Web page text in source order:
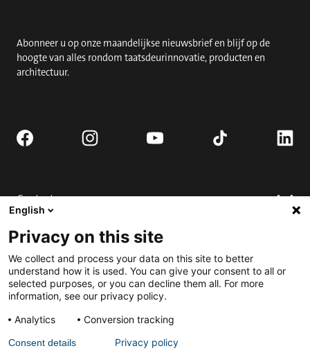
Abonneer u op onze maandelijkse nieuwsbrief en blijf op de
hoogte van alles rondom taatsdeurinnovatie, producten en
architectuur.
Contact
Vraag een offerte aan
Verkooppunten
Neem contact op
Installeer
FAQ
Handleiding
Downloads
Volledige deur aanvragen.
Engage
Best Pivot Door Contest project indienen
English
Privacy on this site
We collect and process your data on this site to better
understand how it is used. You can give your consent to all or
selected purposes, or you can decline them all. For more
information, see our privacy policy.
Analytics
Conversion tracking
Consent details Privacy policy